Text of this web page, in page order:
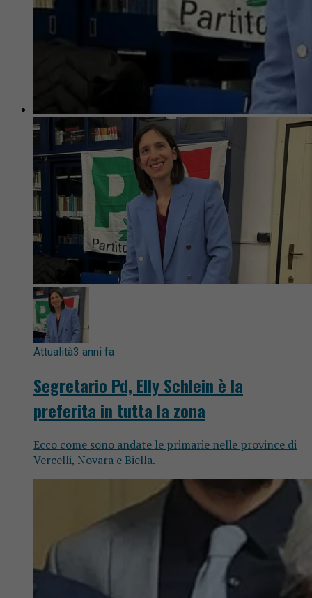
Attualità3 anni fa
Segretario Pd, Elly Schlein è la
preferita in tutta la zona
Ecco come sono andate le primarie nelle province di
Vercelli, Novara e Biella.